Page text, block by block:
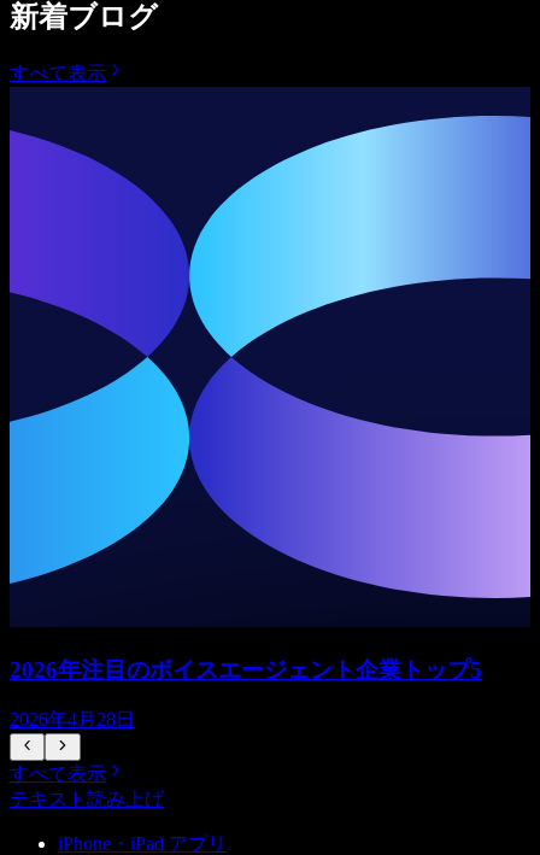
新着ブログ
すべて表示
2026年注目のボイスエージェント企業トップ5
2026年4月28日
すべて表示
テキスト読み上げ
iPhone・iPad アプリ